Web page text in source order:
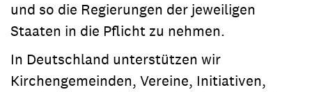
und so die Regierungen der jeweiligen
Staaten in die Pflicht zu nehmen.
In Deutschland unterstützen wir
Kirchengemeinden, Vereine, Initiativen,